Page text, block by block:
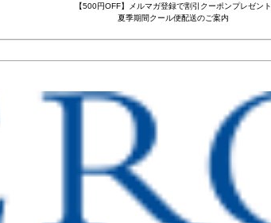
【500円OFF】メルマガ登録で割引クーポンプレゼント
夏季期間クール便配送のご案内